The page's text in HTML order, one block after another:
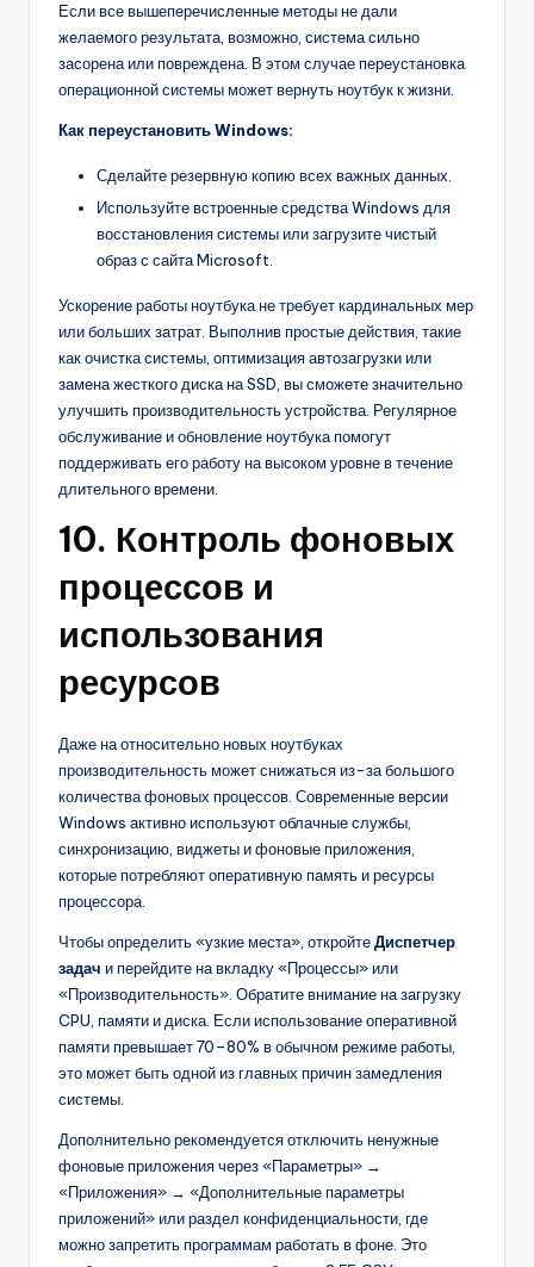
Если все вышеперечисленные методы не дали
желаемого результата, возможно, система сильно
засорена или повреждена. В этом случае переустановка
операционной системы может вернуть ноутбук к жизни.
Как переустановить Windows:
Сделайте резервную копию всех важных данных.
Используйте встроенные средства Windows для
восстановления системы или загрузите чистый
образ с сайта Microsoft.
Ускорение работы ноутбука не требует кардинальных мер
или больших затрат. Выполнив простые действия, такие
как очистка системы, оптимизация автозагрузки или
замена жесткого диска на SSD, вы сможете значительно
улучшить производительность устройства. Регулярное
обслуживание и обновление ноутбука помогут
поддерживать его работу на высоком уровне в течение
длительного времени.
10. Контроль фоновых
процессов и
использования
ресурсов
Даже на относительно новых ноутбуках
производительность может снижаться из-за большого
количества фоновых процессов. Современные версии
Windows активно используют облачные службы,
синхронизацию, виджеты и фоновые приложения,
которые потребляют оперативную память и ресурсы
процессора.
Чтобы определить «узкие места», откройтеДиспетчер
задач и перейдите на вкладку «Процессы» или
«Производительность». Обратите внимание на загрузку
CPU, памяти и диска. Если использование оперативной
памяти превышает 70–80% в обычном режиме работы,
это может быть одной из главных причин замедления
системы.
Дополнительно рекомендуется отключить ненужные
фоновые приложения через «Параметры» →
«Приложения» → «Дополнительные параметры
приложений» или раздел конфиденциальности, где
можно запретить программам работать в фоне. Это